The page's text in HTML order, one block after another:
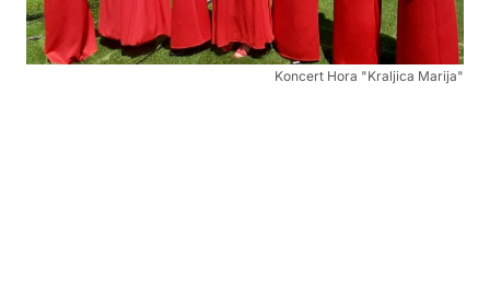
Koncert Hora "Kraljica Marija"